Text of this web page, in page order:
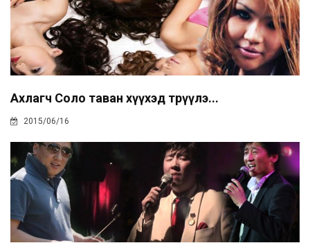
Ахлагч Соло таван хүүхэд төрүүлэ...
2015/06/16